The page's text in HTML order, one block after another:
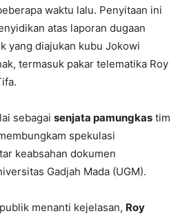
waktu lalu. Penyitaan ini
atas laporan dugaan
yang diajukan kubu Jokowi
termasuk pakar telematika Roy
sebagai senjata pamungkas tim
spekulasi
keabsahan dokumen
Gadjah Mada (UGM).
menanti kejelasan, Roy